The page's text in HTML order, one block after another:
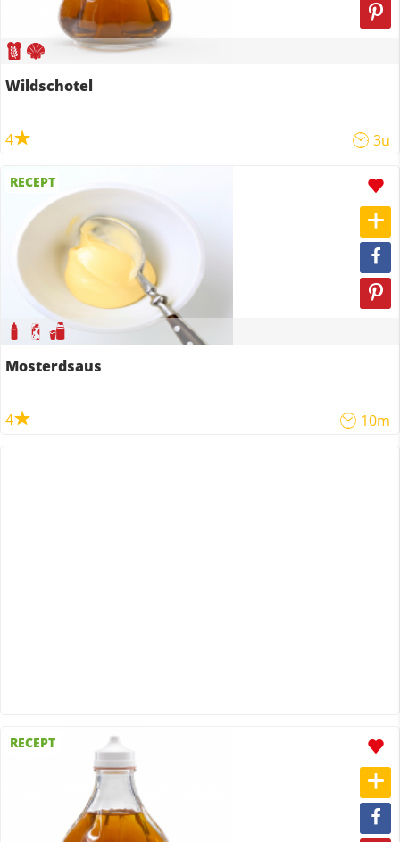
Wildschotel
4 3u
RECEPT
Mosterdsaus
4 10m
RECEPT